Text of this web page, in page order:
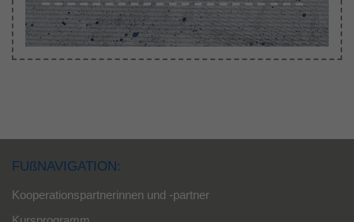
FUßNAVIGATION:
Kooperationspartnerinnen und -partner